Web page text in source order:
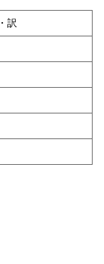
訳